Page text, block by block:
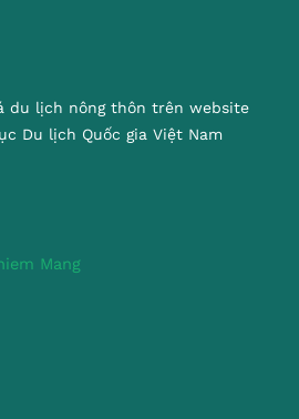
du lịch nông thôn trên website
Du lịch Quốc gia Việt Nam